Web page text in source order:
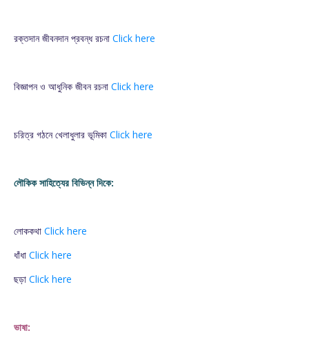
রক্তদান জীবনদান প্রবন্ধ রচনা Click here
বিজ্ঞাপন ও আধুনিক জীবন রচনা Click here
চরিত্র গঠনে খেলাধুলার ভূমিকা Click here
লৌকিক সাহিত্যের বিভিন্ন দিকে:
লোককথা Click here
ধাঁধা Click here
ছড়া Click here
ভাষা: